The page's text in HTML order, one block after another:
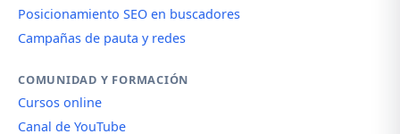
Posicionamiento SEO en buscadores
Campañas de pauta y redes
COMUNIDAD Y FORMACIÓN
Cursos online
Canal de YouTube